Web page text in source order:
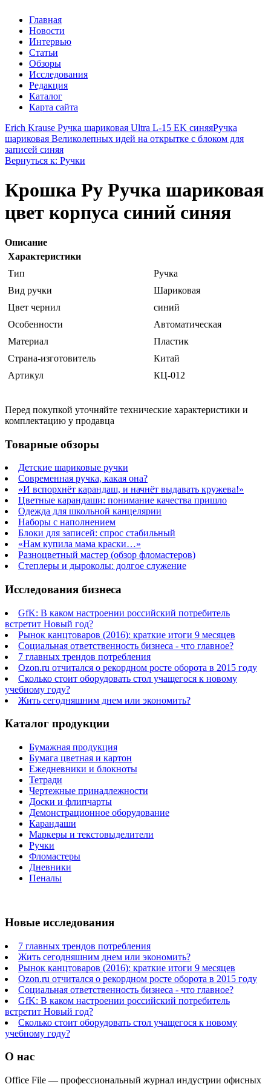
Главная
Новости
Интервью
Статьи
Обзоры
Исследования
Редакция
Каталог
Карта сайта
Erich Krause Ручка шариковая Ultra L-15 EK синяяРучка
шариковая Великолепных идей на открытке с блоком для
записей синяя
Вернуться к: Ручки
Крошка Ру Ручка шариковая
цвет корпуса синий синяя
Описание
Характеристики
Тип
Ручка
Вид ручки
Шариковая
Цвет чернил
синий
Особенности
Автоматическая
Материал
Пластик
Страна-изготовитель
Китай
Артикул
КЦ-012
Перед покупкой уточняйте технические характеристики и
комплектацию у продавца
Товарные обзоры
Детские шариковые ручки
Современная ручка, какая она?
«И вспорхнёт карандаш, и начнёт выдавать кружева!»
Цветные карандаши: понимание качества пришло
Одежда для школьной канцелярии
Наборы с наполнением
Блоки для записей: спрос стабильный
«Нам купила мама краски…»
Разноцветный мастер (обзор фломастеров)
Степлеры и дыроколы: долгое служение
Исследования бизнеса
GfK: В каком настроении российский потребитель
встретит Новый год?
Рынок канцтоваров (2016): краткие итоги 9 месяцев
Социальная ответственность бизнеса - что главное?
7 главных трендов потребления
Ozon.ru отчитался о рекордном росте оборота в 2015 году
Сколько стоит оборудовать стол учащегося к новому
учебному году?
Жить сегодняшним днем или экономить?
Каталог продукции
Бумажная продукция
Бумага цветная и картон
Ежедневники и блокноты
Тетради
Чертежные принадлежности
Доски и флипчарты
Демонстрационное оборудование
Карандаши
Маркеры и текстовыделители
Ручки
Фломастеры
Дневники
Пеналы
Новые исследования
7 главных трендов потребления
Жить сегодняшним днем или экономить?
Рынок канцтоваров (2016): краткие итоги 9 месяцев
Ozon.ru отчитался о рекордном росте оборота в 2015 году
Социальная ответственность бизнеса - что главное?
GfK: В каком настроении российский потребитель
встретит Новый год?
Сколько стоит оборудовать стол учащегося к новому
учебному году?
О нас
Office File — профессиональный журнал индустрии офисных